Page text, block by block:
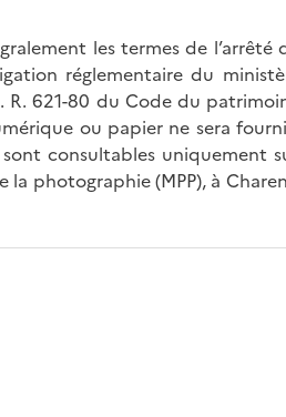
les termes de
réglementaire du
621-80 du Code du
ou papier ne sera
consultables uniquement
photographie (MPP), à